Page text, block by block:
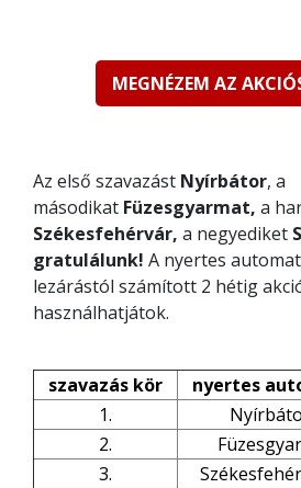
MEGNÉZEM AZ
Az első szavazást Nyírbátor, a
másodikat Füzesgyarmat, a
Székesfehérvár, a negyediket
gratulálunk! A nyertes
lezárástól számított 2 hétig
használhatjátok.
szavazás kör nyertes
1.
2.
3.